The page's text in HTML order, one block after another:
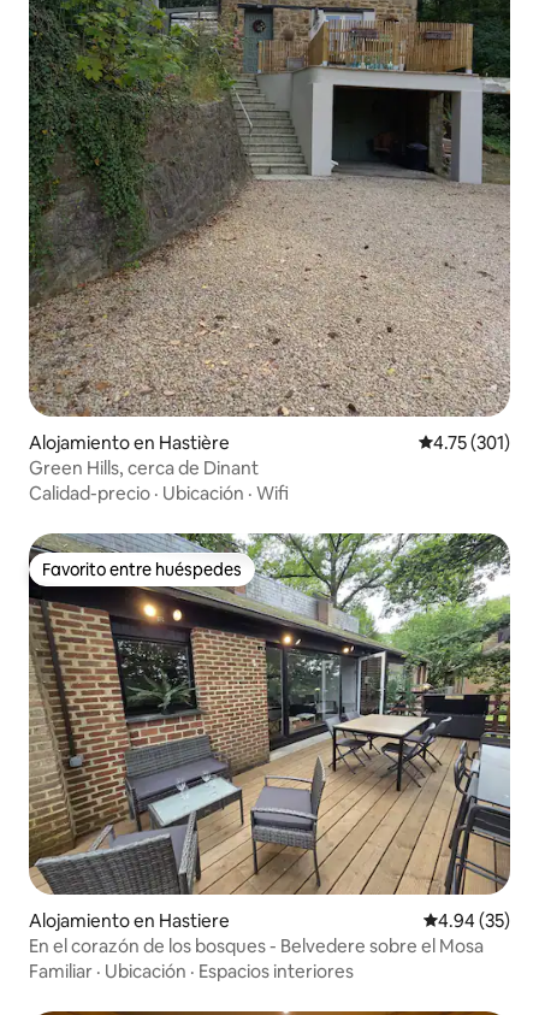
Alojamiento en Hastière Calificación
4.75 (301)
Green Hills, cerca de Dinant
Calidad-precio · Ubicación · Wifi
Favorito entre huéspedes
Favorito entre huéspedes
Alojamiento en Hastiere Calificación
4.94 (35)
En el corazón de los bosques - Belvedere sobre el Mosa
Familiar · Ubicación · Espacios interiores